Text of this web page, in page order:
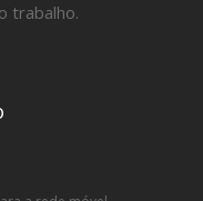
trabalho.